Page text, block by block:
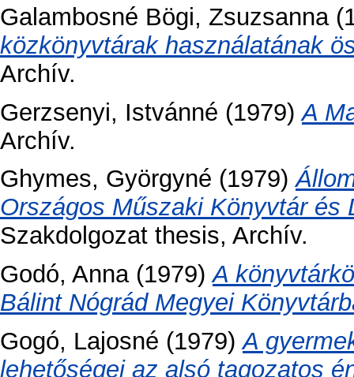
Galambosné Bögi, Zsuzsanna
közkönyvtárak használatának
Archív.
Gerzsenyi, Istvánné (1979)A
Archív.
Ghymes, Györgyné (1979)
Országos Műszaki Könyvtár és
Szakdolgozat thesis, Archív.
Godó, Anna(1979)A
Bálint Nógrád Megyei
Gogó, Lajosné (1979)A
lehetőségei az alsó tagozatos